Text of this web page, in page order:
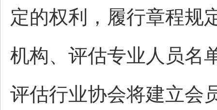
定的权利，履行章程规
机构、评估专业人员名
评估行业协会将建立会